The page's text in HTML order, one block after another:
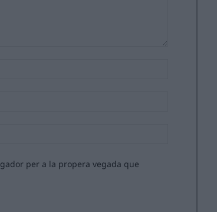
per a la propera vegada que